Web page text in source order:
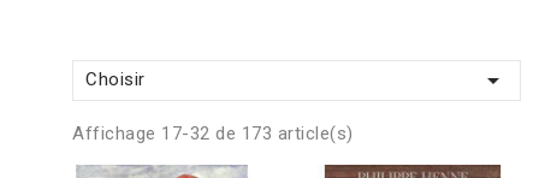
Choisir 
Affichage 17-32 de 173 article(s)